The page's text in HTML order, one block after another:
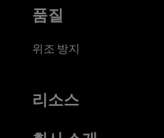
품질
위조 방지
리소스